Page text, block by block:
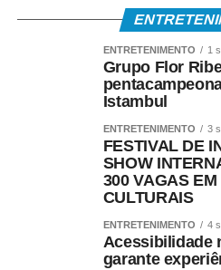
ENTRETENIMENTO 1
Grupo Flor
Istambul
ENTRETENIMENTO 3
FESTIVAL DE
SHOW
300 VAGAS
CULTURAIS
ENTRETENIMENTO 4
Acessibilidade
garante